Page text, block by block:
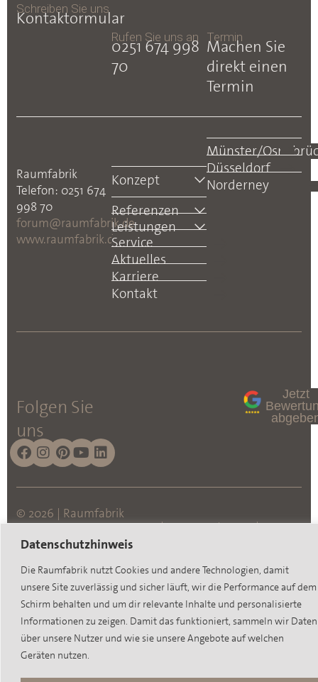
Datenschutzhinweis
Die Raumfabrik nutzt Cookies und andere Technologien, damit
unsere Site zuverlässig und sicher läuft, wir die Performance auf dem
Schirm behalten und um dir relevante Inhalte und personalisierte
Informationen zu zeigen. Damit das funktioniert, sammeln wir Daten
über unsere Nutzer und wie sie unsere Angebote auf welchen
Geräten nutzen.
Schreiben Sie uns
Kontaktormular
Rufen Sie uns an
0251 674 998
70
Termin
Machen Sie
direkt einen
Termin
Raumfabrik
Telefon: 0251 674
998 70
forum@raumfabrik.de
www.raumfabrik.de
Konzept
Referenzen
Leistungen
Service
Aktuelles
Karriere
Kontakt
Münster/
Düsseldorf
Norderney
Folgen Sie
uns
Jetzt
© 2026 | Raumfabrik
Ideenschmiede GmbH
|
|
|
Neubau